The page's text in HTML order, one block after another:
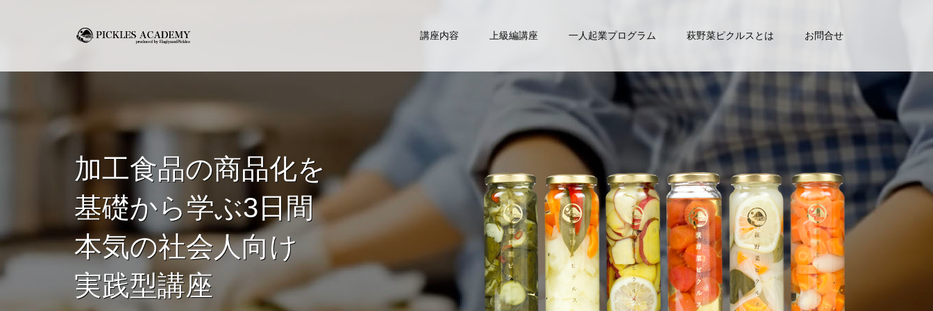
講座内容 上級編講座 一人起業プログラム 萩野菜ピクルスとは お問合せ
加工食品の商品化を
基礎から学ぶ3日間
本気の社会人向け
実践型講座